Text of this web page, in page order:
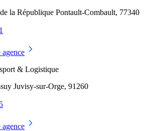
la République Pontault-Combault, 77340
& Logistique
Juvisy-sur-Orge, 91260